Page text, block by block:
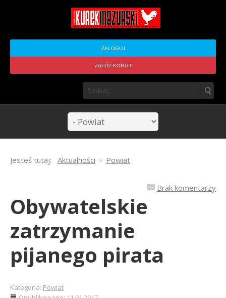
ZALOGUJ
ZAŁÓŻ KONTO
Jesteś tutaj: Aktualności Powiat
Brak komentarzy
Obywatelskie
zatrzymanie
pijanego pirata
Kategoria: Powiat